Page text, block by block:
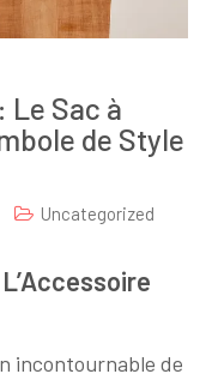
Sac à
de Style
Uncategorized
incontournable de